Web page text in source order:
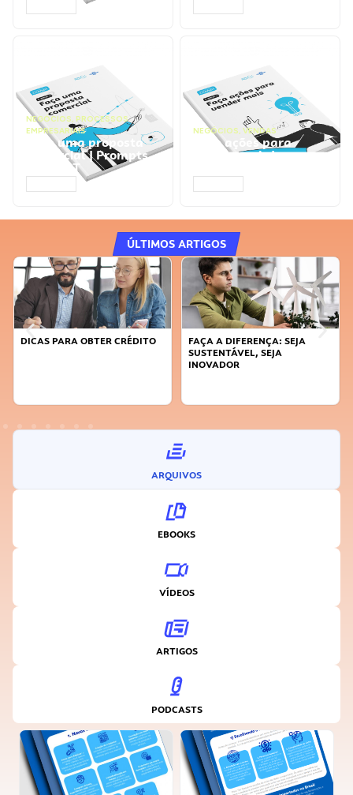
NEGÓCIOS, PROCESSOS
EMPRESARIAIS
Faça uma proposta
comercial | Prompts
ChatGPT
NEGÓCIOS, VENDAS
Faça ações para
vender mais |
ÚLTIMOS ARTIGOS
DICAS PARA OBTER CRÉDITO
FAÇA A DIFERENÇA: SEJA
SUSTENTÁVEL, SEJA
INOVADOR
ARQUIVOS
EBOOKS
VÍDEOS
ARTIGOS
PODCASTS